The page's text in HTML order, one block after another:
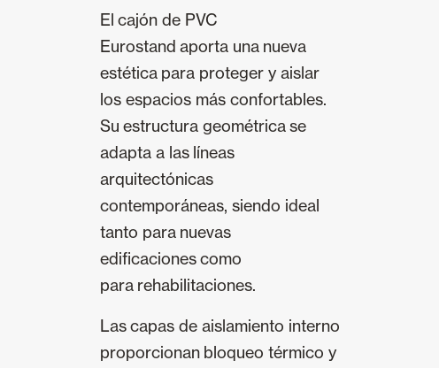
El cajón de PVC
Eurostand aporta una nueva
estética para proteger y aislar
los espacios más confortables.
Su estructura geométrica se
adapta a las líneas
arquitectónicas
contemporáneas, siendo ideal
tanto para nuevas
edificaciones como
para rehabilitaciones.
Las capas de aislamiento interno
proporcionan bloqueo térmico y